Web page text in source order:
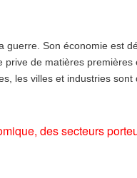
Son économie est
prive de matières
les villes et industries sont
des secteurs